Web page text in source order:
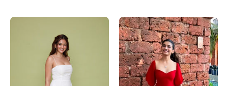
Weiß
Bella